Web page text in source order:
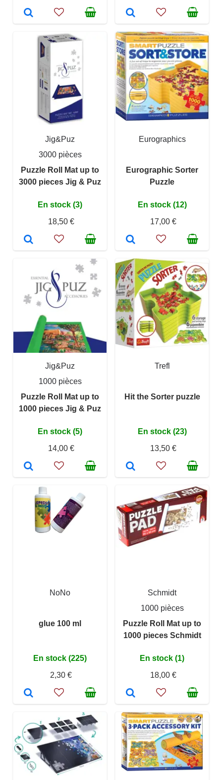
Jig&Puz
3000 pièces
Puzzle Roll Mat up to
3000 pieces Jig & Puz
En stock (3)
18,50 €
Eurographics
Eurographic Sorter
Puzzle
En stock (12)
17,00 €
Jig&Puz
1000 pièces
Puzzle Roll Mat up to
1000 pieces Jig & Puz
En stock (5)
14,00 €
Trefl
Hit the Sorter puzzle
En stock (23)
13,50 €
NoNo
glue 100 ml
En stock (225)
2,30 €
Schmidt
1000 pièces
Puzzle Roll Mat up to
1000 pieces Schmidt
En stock (1)
18,00 €